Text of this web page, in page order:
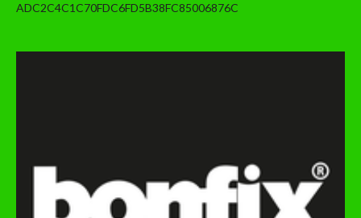
ADC2C4C1C70FDC6FD5B38FC85006876C